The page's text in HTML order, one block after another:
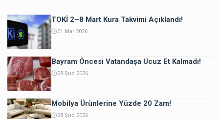
TOKİ 2–8 Mart Kura Takvimi Açıklandı!
01 Mar 2026
Bayram Öncesi Vatandaşa Ucuz Et Kalmadı!
28 Şub 2026
Mobilya Ürünlerine Yüzde 20 Zam!
28 Şub 2026